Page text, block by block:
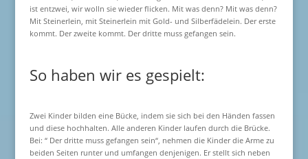
ist entzwei, wir wolln sie wieder flicken. Mit was denn? Mit was denn?
Mit Steinerlein, mit Steinerlein mit Gold- und Silberfädelein. Der erste
kommt. Der zweite kommt. Der dritte muss gefangen sein.
So haben wir es gespielt:
Zwei Kinder bilden eine Bücke, indem sie sich bei den Händen fassen
und diese hochhalten. Alle anderen Kinder laufen durch die Brücke.
Bei: “ Der dritte muss gefangen sein“, nehmen die Kinder die Arme zu
beiden Seiten runter und umfangen denjenigen. Er stellt sich neben